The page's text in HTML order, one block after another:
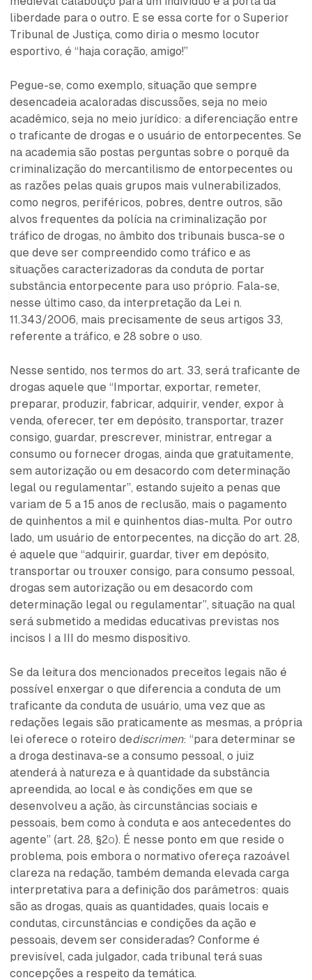
liberdade para o outro. E se essa corte for o Superior
Tribunal de Justiça, como diria o mesmo locutor
esportivo, é “haja coração, amigo!”
Pegue-se, como exemplo, situação que sempre
desencadeia acaloradas discussões, seja no meio
acadêmico, seja no meio jurídico: a diferenciação entre
o traficante de drogas e o usuário de entorpecentes. Se
na academia são postas perguntas sobre o porquê da
criminalização do mercantilismo de entorpecentes ou
as razões pelas quais grupos mais vulnerabilizados,
como negros, periféricos, pobres, dentre outros, são
alvos frequentes da polícia na criminalização por
tráfico de drogas, no âmbito dos tribunais busca-se o
que deve ser compreendido como tráfico e as
situações caracterizadoras da conduta de portar
substância entorpecente para uso próprio. Fala-se,
nesse último caso, da interpretação da Lei n.
11.343/2006, mais precisamente de seus artigos 33,
referente a tráfico, e 28 sobre o uso.
Nesse sentido, nos termos do art. 33, será traficante de
drogas aquele que “Importar, exportar, remeter,
preparar, produzir, fabricar, adquirir, vender, expor à
venda, oferecer, ter em depósito, transportar, trazer
consigo, guardar, prescrever, ministrar, entregar a
consumo ou fornecer drogas, ainda que gratuitamente,
sem autorização ou em desacordo com determinação
legal ou regulamentar”, estando sujeito a penas que
variam de 5 a 15 anos de reclusão, mais o pagamento
de quinhentos a mil e quinhentos dias-multa. Por outro
lado, um usuário de entorpecentes, na dicção do art. 28,
é aquele que “adquirir, guardar, tiver em depósito,
transportar ou trouxer consigo, para consumo pessoal,
drogas sem autorização ou em desacordo com
determinação legal ou regulamentar”, situação na qual
será submetido a medidas educativas previstas nos
incisos I a III do mesmo dispositivo.
Se da leitura dos mencionados preceitos legais não é
possível enxergar o que diferencia a conduta de um
traficante da conduta de usuário, uma vez que as
redações legais são praticamente as mesmas, a própria
lei oferece o roteiro dediscrimen: “para determinar se
a droga destinava-se a consumo pessoal, o juiz
atenderá à natureza e à quantidade da substância
apreendida, ao local e às condições em que se
desenvolveu a ação, às circunstâncias sociais e
pessoais, bem como à conduta e aos antecedentes do
agente” (art. 28, §2º). É nesse ponto em que reside o
problema, pois embora o normativo ofereça razoável
clareza na redação, também demanda elevada carga
interpretativa para a definição dos parâmetros: quais
são as drogas, quais as quantidades, quais locais e
condutas, circunstâncias e condições da ação e
pessoais, devem ser consideradas? Conforme é
previsível, cada julgador, cada tribunal terá suas
concepções a respeito da temática.